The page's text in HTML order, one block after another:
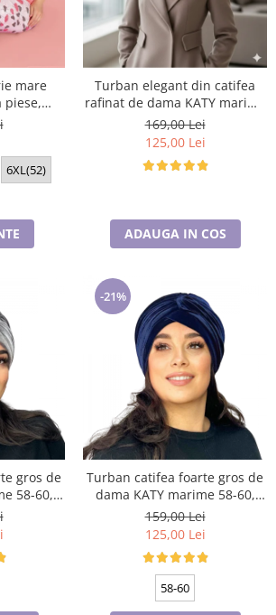
Maria
mare
piese,
6XL(52)
Turban elegant din catifea
rafinat de dama KATY marime
universala, captuseala polar,
culoare maro Sequoia
169,00 Lei
125,00 Lei
ADAUGA IN COS
gros de
58-60,
gri
-21%
Turban catifea foarte gros de
dama KATY marime 58-60,
captuseala polar, culoare
bleomarin
159,00 Lei
125,00 Lei
58-60